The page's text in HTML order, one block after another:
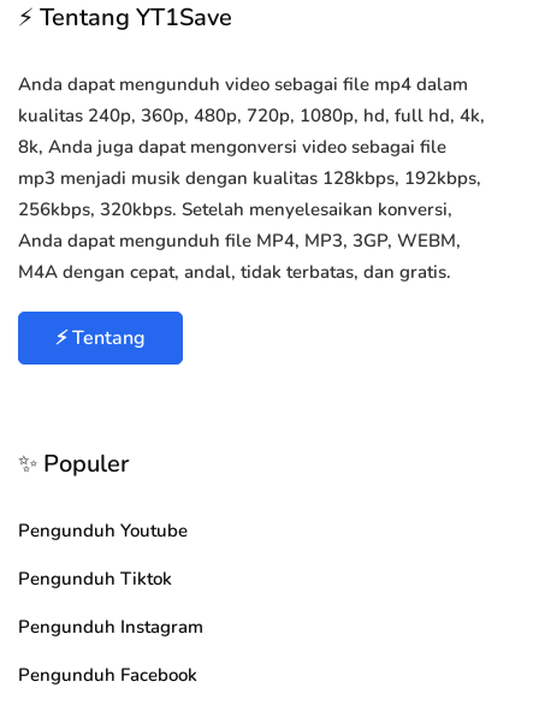
⚡ Tentang YT1Save
Anda dapat mengunduh video sebagai file mp4 dalam
kualitas 240p, 360p, 480p, 720p, 1080p, hd, full hd, 4k,
8k, Anda juga dapat mengonversi video sebagai file
mp3 menjadi musik dengan kualitas 128kbps, 192kbps,
256kbps, 320kbps. Setelah menyelesaikan konversi,
Anda dapat mengunduh file MP4, MP3, 3GP, WEBM,
M4A dengan cepat, andal, tidak terbatas, dan gratis.
⚡ Tentang
✨ Populer
Pengunduh Youtube
Pengunduh Tiktok
Pengunduh Instagram
Pengunduh Facebook